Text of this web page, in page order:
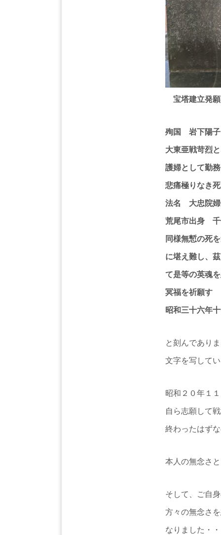
宝塔建立発
殉国 岩下陽
大東亜戦苛烈
護婦として勤
悲痛極りなき
法名 大忠院婦
荒尾市出身 千
同様無慙の死
に堪え難し、
て是等の英魂
冥福を祈願す
昭和三十六年
と刻んであり
文字を写して
昭和２０年１
自ら志願して
終わったはず
本人の無念さ
そして、ご自
方々の無念さ
なりました・